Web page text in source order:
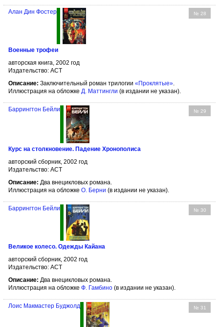
№ 28
Алан Дин Фостер
Военные трофеи
авторская книга, 2002 год
Издательство: АСТ
Описание: Заключительный роман трилогии «Проклятые»
Иллюстрация на обложке Д. Маттингли (в издании не указан).
№ 29
Баррингтон Бейли
Курс на столкновение. Падение Хронополиса
авторский сборник, 2002 год
Издательство: АСТ
Описание: Два внецикловых романа.
Иллюстрация на обложке О. Берни (в издании не указан).
№ 30
Баррингтон Бейли
Великое колесо. Одежды Кайана
авторский сборник, 2002 год
Издательство: АСТ
Описание: Два внецикловых романа.
Иллюстрация на обложке Ф. Гамбино (в издании не указан).
№ 31
Лоис Макмастер Буджолд